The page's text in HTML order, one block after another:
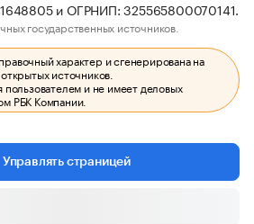
и ОГРНИП: 325565800070141.
государственных источников.
характер и сгенерирована на
источников.
пользователем и не имеет деловых
РБК Компании.
Управлять страницей